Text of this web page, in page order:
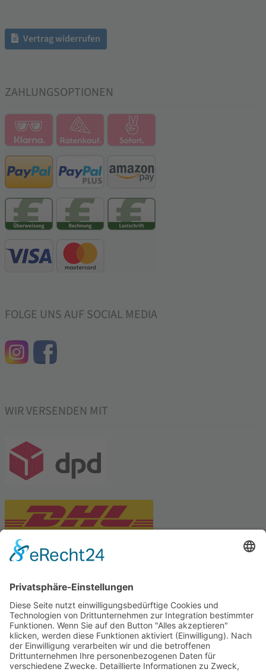
Vertrag widerrufen
ZAHLUNGSOPTIONEN
FOLGE UNS AUF SOCIAL MEDIA
WIR VERSENDEN MIT
Tekal – Textile Lebensqualität
Exklusive moderne & Orientteppiche
Feuerwerk XXL
Pyrotechnik online bestellen